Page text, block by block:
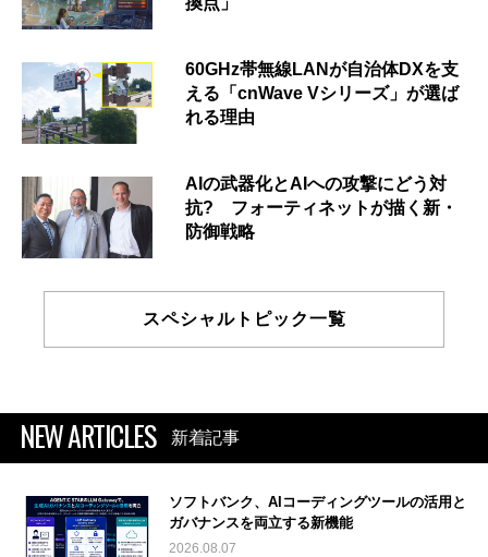
60GHz帯無線LANが自治体DXを支
える「cnWave Vシリーズ」が選ば
れる理由
AIの武器化とAIへの攻撃にどう対
抗? フォーティネットが描く新・
防御戦略
スペシャルトピック一覧
NEW ARTICLES 新着記事
ソフトバンク、AIコーディングツールの活用と
ガバナンスを両立する新機能
2026.08.07